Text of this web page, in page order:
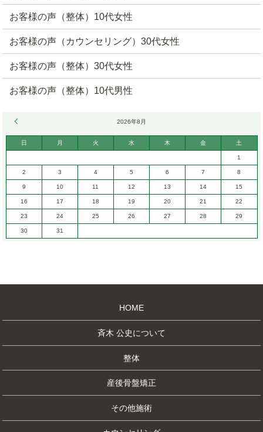
お客様の声（整体）10代女性
お客様の声（カウンセリング）30代女性
お客様の声（整体）30代女性
お客様の声（整体）10代男性
2026年8月
日 月 火 水 木 金 土
1
2 3 4 5 6 7 8
9 10 11 12 13 14 15
16 17 18 19 20 21 22
23 24 25 26 27 28 29
30 31
HOME
斉木 公史について
整体
産後骨盤矯正
その他施術